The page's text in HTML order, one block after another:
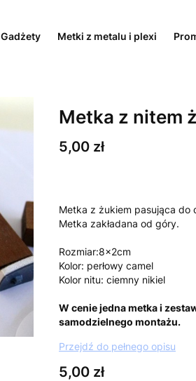
Gadżety Metki z metalu i plexi
Metka z nitem
Cena
5,00 zł
Metka z żukiem pasująca do
Metka zakładana od góry.
Rozmiar:8x2cm
Kolor: perłowy camel
Kolor nitu: ciemny nikiel
W cenie jedna metka i
samodzielnego montażu.
Przejdź do pełnego opisu
Cena
5,00 zł